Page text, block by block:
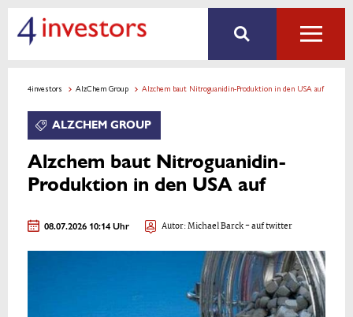
4investors AlzChem Group Alzchem baut Nitroguanidin-Produktion in den USA auf
ALZCHEM GROUP
Alzchem baut Nitroguanidin-
Produktion in den USA auf
08.07.2026 10:14 Uhr Autor:Michael Barck- auf twitter